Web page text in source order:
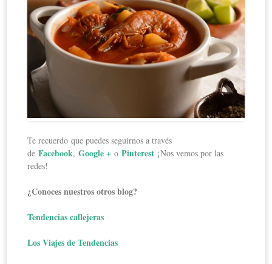
Te recuerdo que puedes seguirnos a través
deFacebook,Google + oPinterest ¡Nos vemos por las
redes!
¿Conoces nuestros otros blog?
Tendencias callejeras
Los Viajes de Tendencias